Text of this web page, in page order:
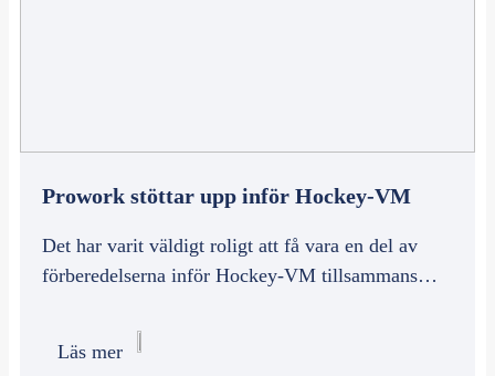
Prowork stöttar upp inför Hockey-VM
Det har varit väldigt roligt att få vara en del av
förberedelserna inför Hockey-VM tillsammans…
Läs mer